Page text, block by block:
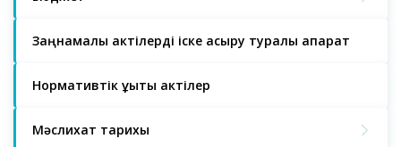
Заңнамалық актілерді іске асыру туралы ақпарат
Нормативтік құқықтық актілер
Мәслихат тарихы